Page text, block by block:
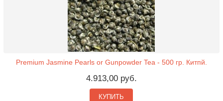
Premium Jasmine Pearls or Gunpowder Tea - 500 гр. Китпй.
4.913,00 руб.
КУПИТЬ